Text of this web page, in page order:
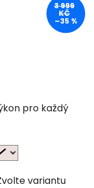
pro každý
variantu
3 999
KČ
–35 %